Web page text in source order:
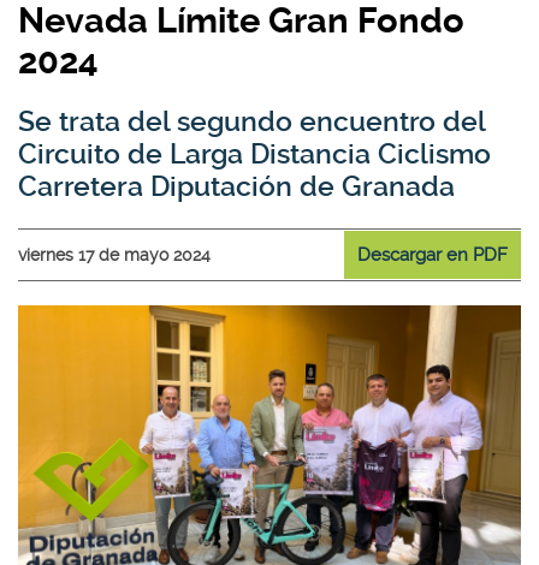
Nevada Límite Gran Fondo
2024
Se trata del segundo encuentro del
Circuito de Larga Distancia Ciclismo
Carretera Diputación de Granada
viernes 17 de mayo 2024 Descargar en PDF